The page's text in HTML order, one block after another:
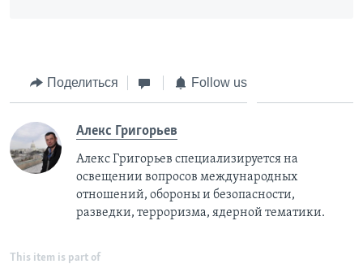
Поделиться Follow us
Алекс Григорьев
Алекс Григорьев специализируется на
освещении вопросов международных
отношений, обороны и безопасности,
разведки, терроризма, ядерной тематики.
This item is part of